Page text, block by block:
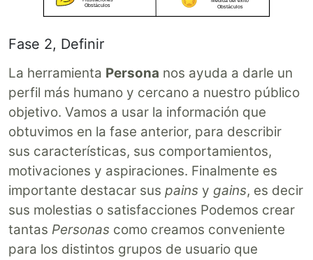
Fase 2, Definir
La herramienta Persona nos ayuda a darle un
perfil más humano y cercano a nuestro público
objetivo. Vamos a usar la información que
obtuvimos en la fase anterior, para describir
sus características, sus comportamientos,
motivaciones y aspiraciones. Finalmente es
importante destacar sus pains y gains, es decir
sus molestias o satisfacciones Podemos crear
tantas Personas como creamos conveniente
para los distintos grupos de usuario que